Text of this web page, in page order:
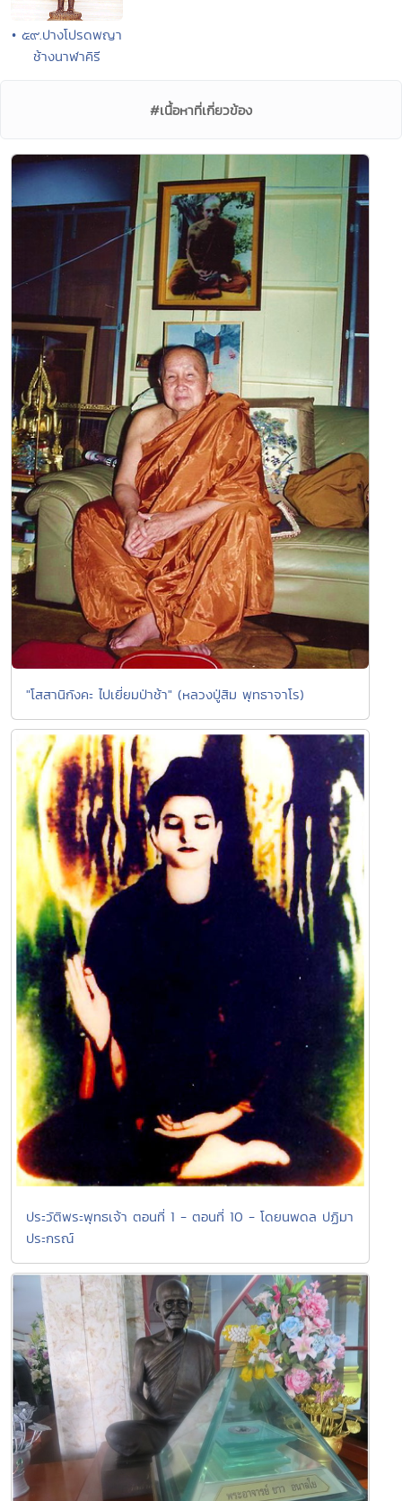
• ๕๙.ปางโปรดพญา
ช้างนาฬาคิรี
#เนื้อหาที่เกี่ยวข้อง
"โสสานิกังคะ ไปเยี่ยมป่าช้า" (หลวงปู่สิม พุทธาจาโร)
ประวัติพระพุทธเจ้า ตอนที่ 1 - ตอนที่ 10 - โดยนพดล ปฏิมา
ประกรณ์